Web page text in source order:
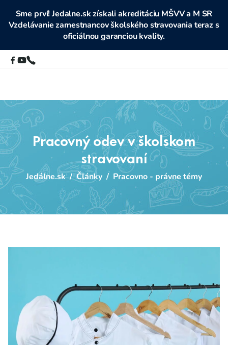
Sme prví! Jedalne.sk získali akreditáciu MŠVV a M SR
Vzdelávanie zamestnancov školského stravovania teraz s
oficiálnou garanciou kvality.
Pracovný odev v školskom
stravovaní
Jedálne.sk / Články / Pracovno - právne témy